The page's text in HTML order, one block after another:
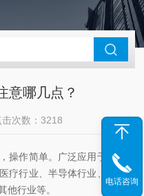
意哪几点？
击次数：3218
操作简单。广泛应用于表面喷
疗行业、半导体行业、钟表首
他行业等。
电话咨询